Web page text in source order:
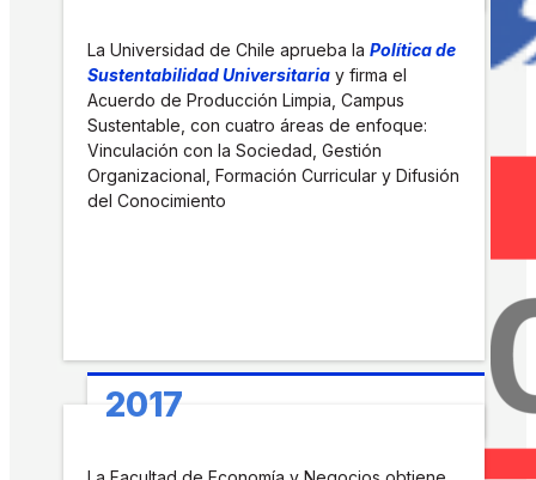
La Universidad de Chile aprueba la Política de
Sustentabilidad Universitaria y firma el
Acuerdo de Producción Limpia, Campus
Sustentable, con cuatro áreas de enfoque:
Vinculación con la Sociedad, Gestión
Organizacional, Formación Curricular y Difusión
del Conocimiento
2017